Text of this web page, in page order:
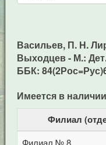
Васильев, П. Н.
Выходцев - М.:
ББК:
Имеется в
Филиал
Филиал № 8